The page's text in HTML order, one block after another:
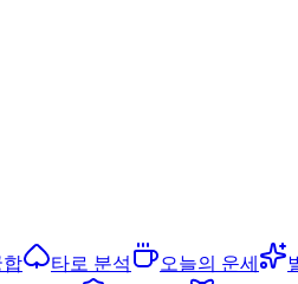
합 타로 분석 오늘의 운세